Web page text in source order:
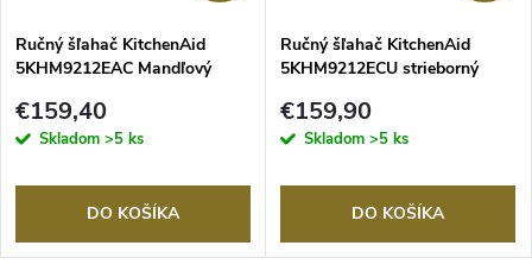
Ručný šľahač KitchenAid
5KHM9212EAC Mandľový
€159,40
Skladom >5 ks
DO KOŠÍKA
Ručný šľahač KitchenAid
5KHM9212ECU strieborný
€159,90
Skladom >5 ks
DO KOŠÍKA